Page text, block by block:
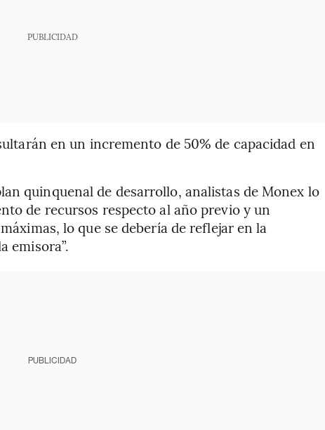
PUBLICIDAD
en un incremento de 50% de capacidad en
quinquenal de desarrollo, analistas de Monex lo
de recursos respecto al año previo y un
lo que se debería de reflejar en la
emisora”.
PUBLICIDAD